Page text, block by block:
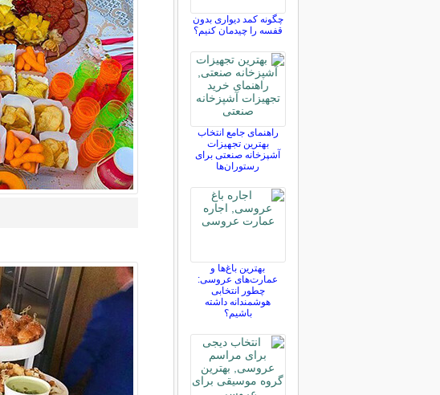
چگونه کمد دیواری بدون
قفسه را چیدمان کنیم؟
راهنمای جامع انتخاب
بهترین تجهیزات
آشپزخانه صنعتی برای
رستوران‌ها
بهترین باغ‌ها و
عمارت‌های عروسی:
چطور انتخابی
هوشمندانه داشته
باشیم؟